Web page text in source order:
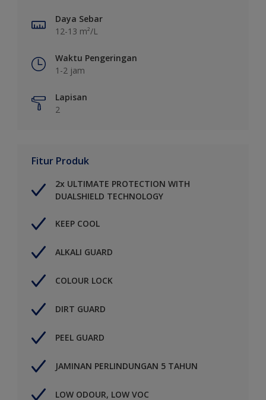
Daya Sebar
12-13 m²/L
Waktu Pengeringan
1-2 jam
Lapisan
2
Fitur Produk
2x ULTIMATE PROTECTION WITH
DUALSHIELD TECHNOLOGY
KEEP COOL
ALKALI GUARD
COLOUR LOCK
DIRT GUARD
PEEL GUARD
JAMINAN PERLINDUNGAN 5 TAHUN
LOW ODOUR, LOW VOC